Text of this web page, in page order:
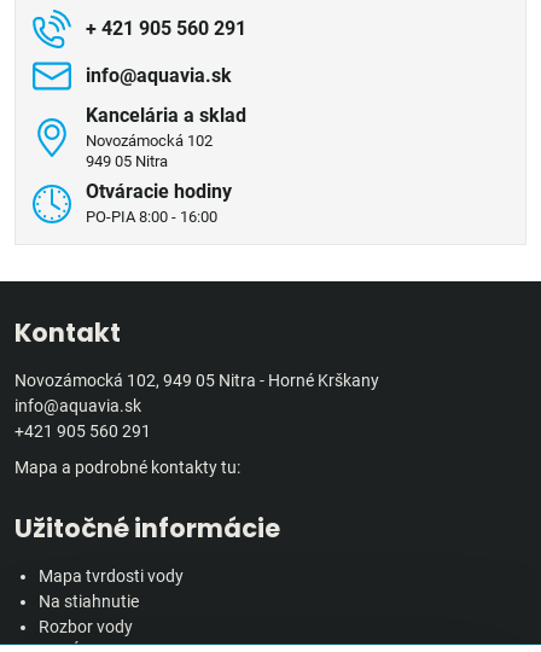
+ 421 905 560 291
info​@aquavia​.sk
Kancelária a sklad
Novozámocká 102
949 05 Nitra
Otváracie hodiny
PO-PIA 8:00 - 16:00
Kontakt
Novozámocká 102, 949 05 Nitra - Horné Krškany
info@aquavia.sk
+421 905 560 291
Mapa a podrobné kontakty tu:
Užitočné informácie
Mapa tvrdosti vody
Na stiahnutie
Rozbor vody